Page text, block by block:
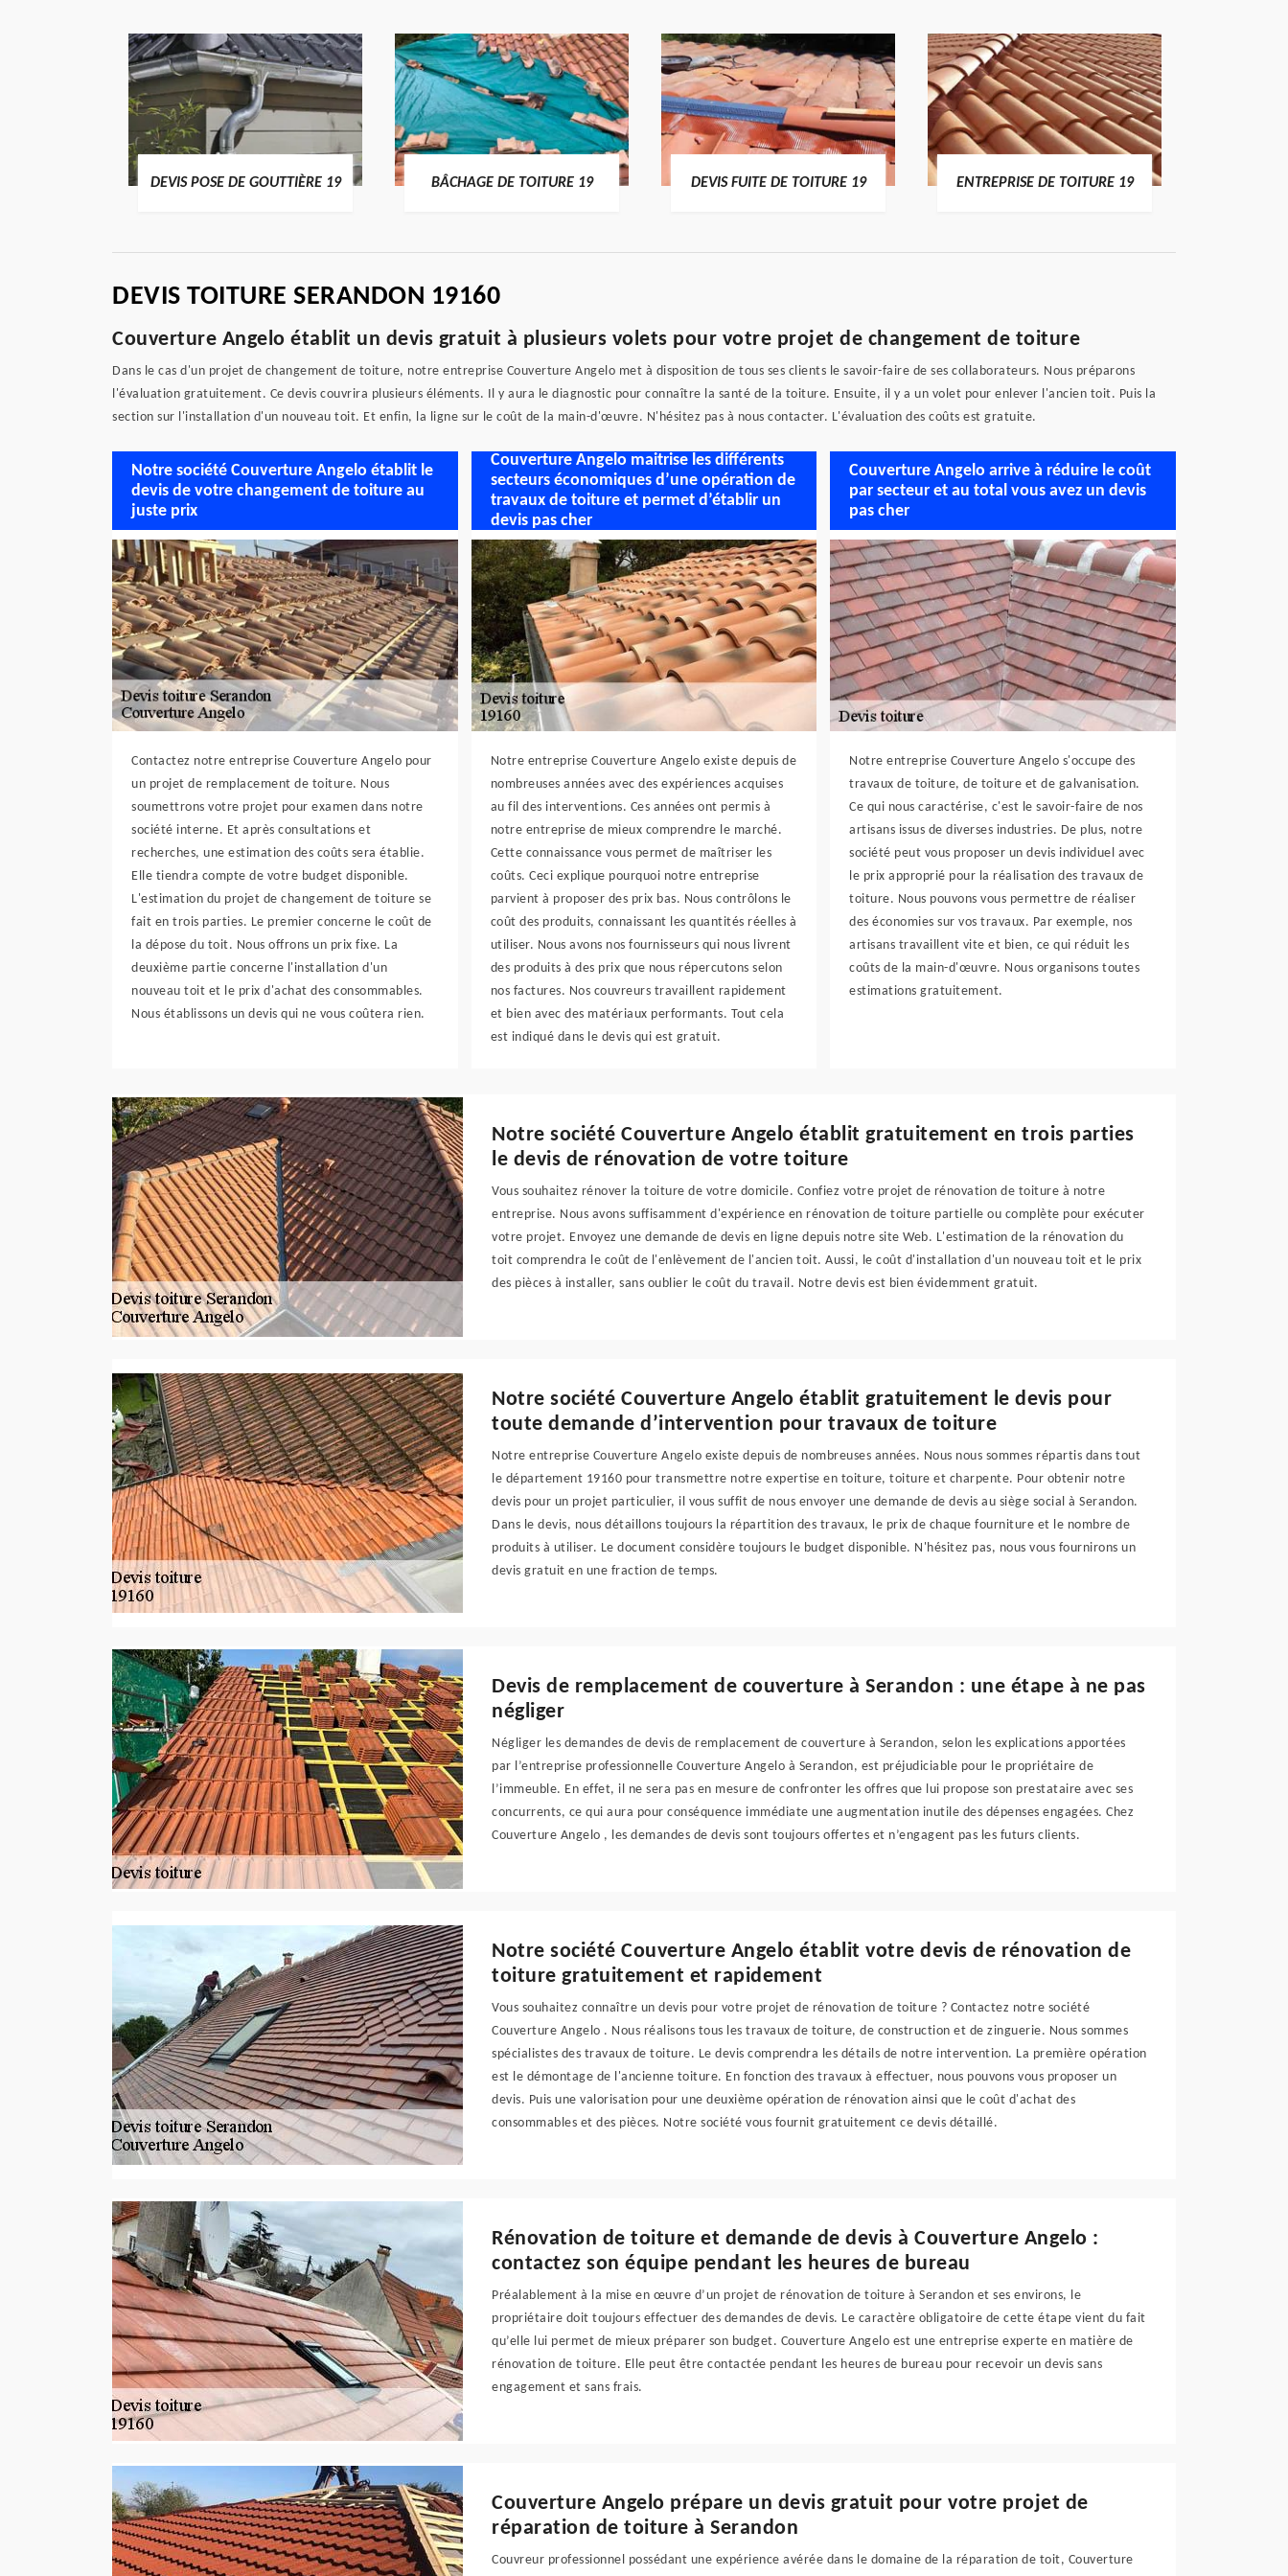
DEVIS POSE DE GOUTTIÈRE 19 BÂCHAGE DE TOITURE 19 DEVIS FUITE DE TOITURE 19 ENTREPRISE DE TOITURE 19
DEVIS TOITURE SERANDON 19160
Couverture Angelo établit un devis gratuit à plusieurs volets pour votre projet de changement de toiture
Dans le cas d'un projet de changement de toiture, notre entreprise Couverture Angelo met à disposition de tous ses clients le savoir-faire de ses collaborateurs. Nous préparons
l'évaluation gratuitement. Ce devis couvrira plusieurs éléments. Il y aura le diagnostic pour connaître la santé de la toiture. Ensuite, il y a un volet pour enlever l'ancien toit. Puis la
section sur l'installation d'un nouveau toit. Et enfin, la ligne sur le coût de la main-d'œuvre. N'hésitez pas à nous contacter. L'évaluation des coûts est gratuite.
Notre société Couverture Angelo établit le
devis de votre changement de toiture au
juste prix
Contactez notre entreprise Couverture Angelo pour
un projet de remplacement de toiture. Nous
soumettrons votre projet pour examen dans notre
société interne. Et après consultations et
recherches, une estimation des coûts sera établie.
Elle tiendra compte de votre budget disponible.
L'estimation du projet de changement de toiture se
fait en trois parties. Le premier concerne le coût de
la dépose du toit. Nous offrons un prix fixe. La
deuxième partie concerne l'installation d'un
nouveau toit et le prix d'achat des consommables.
Nous établissons un devis qui ne vous coûtera rien.
Couverture Angelo maitrise les différents
secteurs économiques d’une opération de
travaux de toiture et permet d’établir un
devis pas cher
Notre entreprise Couverture Angelo existe depuis de
nombreuses années avec des expériences acquises
au fil des interventions. Ces années ont permis à
notre entreprise de mieux comprendre le marché.
Cette connaissance vous permet de maîtriser les
coûts. Ceci explique pourquoi notre entreprise
parvient à proposer des prix bas. Nous contrôlons le
coût des produits, connaissant les quantités réelles à
utiliser. Nous avons nos fournisseurs qui nous livrent
des produits à des prix que nous répercutons selon
nos factures. Nos couvreurs travaillent rapidement
et bien avec des matériaux performants. Tout cela
est indiqué dans le devis qui est gratuit.
Couverture Angelo arrive à réduire le coût
par secteur et au total vous avez un devis
pas cher
Notre entreprise Couverture Angelo s'occupe des
travaux de toiture, de toiture et de galvanisation.
Ce qui nous caractérise, c'est le savoir-faire de nos
artisans issus de diverses industries. De plus, notre
société peut vous proposer un devis individuel avec
le prix approprié pour la réalisation des travaux de
toiture. Nous pouvons vous permettre de réaliser
des économies sur vos travaux. Par exemple, nos
artisans travaillent vite et bien, ce qui réduit les
coûts de la main-d'œuvre. Nous organisons toutes
estimations gratuitement.
Notre société Couverture Angelo établit gratuitement en trois parties
le devis de rénovation de votre toiture
Vous souhaitez rénover la toiture de votre domicile. Confiez votre projet de rénovation de toiture à notre
entreprise. Nous avons suffisamment d'expérience en rénovation de toiture partielle ou complète pour exécuter
votre projet. Envoyez une demande de devis en ligne depuis notre site Web. L'estimation de la rénovation du
toit comprendra le coût de l'enlèvement de l'ancien toit. Aussi, le coût d'installation d'un nouveau toit et le prix
des pièces à installer, sans oublier le coût du travail. Notre devis est bien évidemment gratuit.
Notre société Couverture Angelo établit gratuitement le devis pour
toute demande d’intervention pour travaux de toiture
Notre entreprise Couverture Angelo existe depuis de nombreuses années. Nous nous sommes répartis dans tout
le département 19160 pour transmettre notre expertise en toiture, toiture et charpente. Pour obtenir notre
devis pour un projet particulier, il vous suffit de nous envoyer une demande de devis au siège social à Serandon.
Dans le devis, nous détaillons toujours la répartition des travaux, le prix de chaque fourniture et le nombre de
produits à utiliser. Le document considère toujours le budget disponible. N'hésitez pas, nous vous fournirons un
devis gratuit en une fraction de temps.
Devis de remplacement de couverture à Serandon : une étape à ne pas
négliger
Négliger les demandes de devis de remplacement de couverture à Serandon, selon les explications apportées
par l’entreprise professionnelle Couverture Angelo à Serandon, est préjudiciable pour le propriétaire de
l’immeuble. En effet, il ne sera pas en mesure de confronter les offres que lui propose son prestataire avec ses
concurrents, ce qui aura pour conséquence immédiate une augmentation inutile des dépenses engagées. Chez
Couverture Angelo , les demandes de devis sont toujours offertes et n’engagent pas les futurs clients.
Notre société Couverture Angelo établit votre devis de rénovation de
toiture gratuitement et rapidement
Vous souhaitez connaître un devis pour votre projet de rénovation de toiture ? Contactez notre société
Couverture Angelo . Nous réalisons tous les travaux de toiture, de construction et de zinguerie. Nous sommes
spécialistes des travaux de toiture. Le devis comprendra les détails de notre intervention. La première opération
est le démontage de l'ancienne toiture. En fonction des travaux à effectuer, nous pouvons vous proposer un
devis. Puis une valorisation pour une deuxième opération de rénovation ainsi que le coût d'achat des
consommables et des pièces. Notre société vous fournit gratuitement ce devis détaillé.
Rénovation de toiture et demande de devis à Couverture Angelo :
contactez son équipe pendant les heures de bureau
Préalablement à la mise en œuvre d’un projet de rénovation de toiture à Serandon et ses environs, le
propriétaire doit toujours effectuer des demandes de devis. Le caractère obligatoire de cette étape vient du fait
qu’elle lui permet de mieux préparer son budget. Couverture Angelo est une entreprise experte en matière de
rénovation de toiture. Elle peut être contactée pendant les heures de bureau pour recevoir un devis sans
engagement et sans frais.
Couverture Angelo prépare un devis gratuit pour votre projet de
réparation de toiture à Serandon
Couvreur professionnel possédant une expérience avérée dans le domaine de la réparation de toit, Couverture